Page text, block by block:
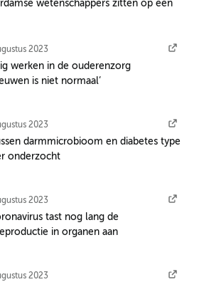
wetenschappers zitten op een
2023
werken in de ouderenzorg
is niet normaal’
2023
darmmicrobioom en diabetes type
onderzocht
2023
tast nog lang de
in organen aan
2023